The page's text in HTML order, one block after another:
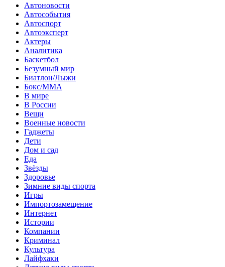
Автоновости
Автособытия
Автоспорт
Автоэксперт
Актеры
Аналитика
Баскетбол
Безумный мир
Биатлон/Лыжи
Бокс/MMA
В мире
В России
Вещи
Военные новости
Гаджеты
Дети
Дом и сад
Еда
Звёзды
Здоровье
Зимние виды спорта
Игры
Импортозамещение
Интернет
Истории
Компании
Криминал
Культура
Лайфхаки